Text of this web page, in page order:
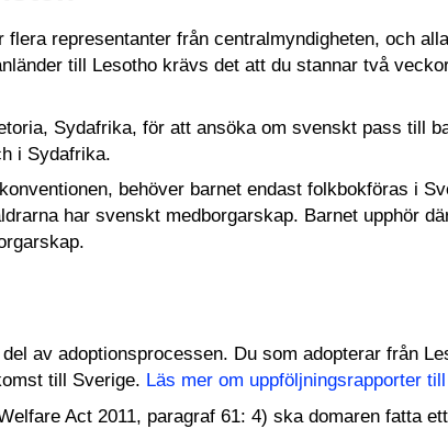
representanter från centralmyndigheten, och
till Lesotho krävs det att du stannar två
Sydafrika, för att ansöka om svenskt pass till
i Sydafrika.
behöver barnet endast folkbokföras i
har svenskt medborgarskap. Barnet upphör
av adoptionsprocessen. Du som adopterar från
till Sverige. Läs mer om uppföljningsrapporter
Act 2011, paragraf 61: 4) ska domaren fatta